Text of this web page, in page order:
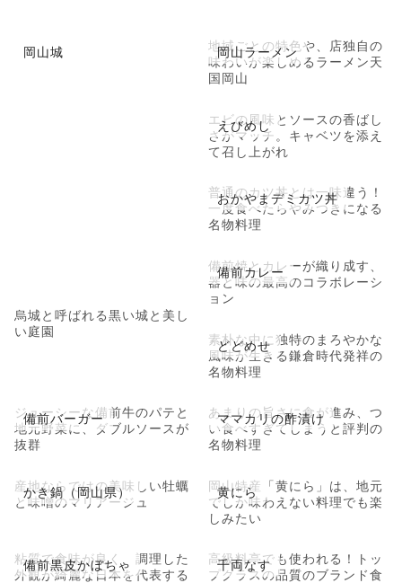
岡山城
烏城と呼ばれる黒い城と美し
い庭園
岡山ラーメン
地域ごとの特色や、店独自の
味わいが楽しめるラーメン天
国岡山
えびめし
エビの風味とソースの香ばし
さがマッチ。キャベツを添え
て召し上がれ
おかやまデミカツ丼
普通のカツ丼とは一味違う！
一度食べたらやみつきになる
名物料理
備前カレー
備前焼とカレーが織り成す、
器と味の最高のコラボレーシ
ョン
どどめせ
素朴な中に独特のまろやかな
風味が生きる鎌倉時代発祥の
名物料理
備前バーガー
ジューシーな備前牛のパテと
地元野菜に、ダブルソースが
抜群
ママカリの酢漬け
あまりの旨さに食が進み、つ
い食べすぎてしまうと評判の
名物料理
かき鍋（岡山県）
産地ならではの美味しい牡蠣
と味噌のマリアージュ
黄にら
岡山特産「黄にら」は、地元
でしか味わえない料理でも楽
しみたい
備前黒皮かぼちゃ
粘質で食味が良く、調理した
外観が綺麗な日本を代表する
千両なす
高級料亭でも使われる！トッ
プクラスの品質のブランド食